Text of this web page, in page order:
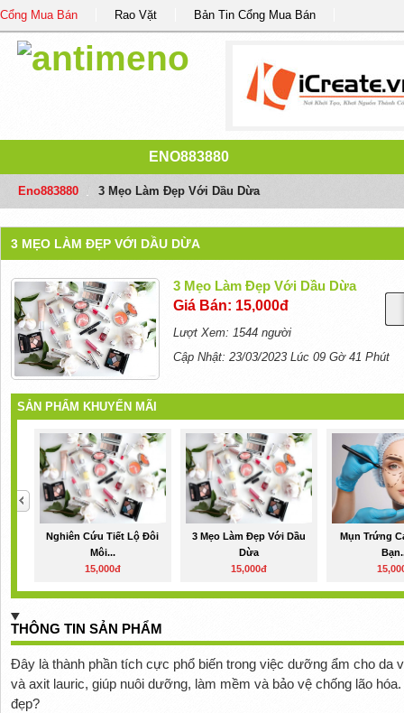
Cổng Mua Bán Rao Vặt Bản Tin Cổng Mua Bán
ENO883880
Eno883880 3 Mẹo Làm Đẹp Với Dầu Dừa
3 MẸO LÀM ĐẸP VỚI DẦU DỪA
3 Mẹo Làm Đẹp Với Dầu Dừa
Giá Bán: 15,000đ
Lượt Xem: 1544 người
Cập Nhật: 23/03/2023 Lúc 09 Gờ 41 Phút
SẢN PHẨM KHUYẾN MÃI
Nghiên Cứu Tiết Lộ Đôi
Môi...
15,000đ
3 Mẹo Làm Đẹp Với Dầu
Dừa
15,000đ
Mụn Trứng
THÔNG TIN SẢN PHẨM
Đây là thành phần tích cực phổ biến trong việc dưỡng ẩm cho da
và axit lauric, giúp nuôi dưỡng, làm mềm và bảo vệ chống lão
đẹp?